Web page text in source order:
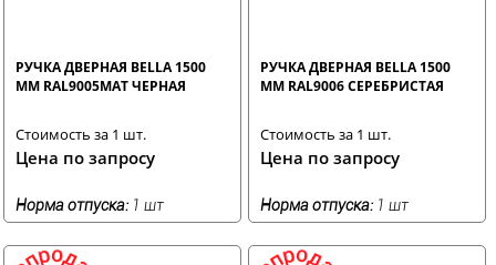
РУЧКА ДВЕРНАЯ BELLA 1500
ММ RAL9005MAT ЧЕРНАЯ
Стоимость за 1 шт.
Цена по запросу
Норма отпуска: 1 шт
РУЧКА ДВЕРНАЯ BELLA 1500
ММ RAL9006 СЕРЕБРИСТАЯ
Стоимость за 1 шт.
Цена по запросу
Норма отпуска: 1 шт